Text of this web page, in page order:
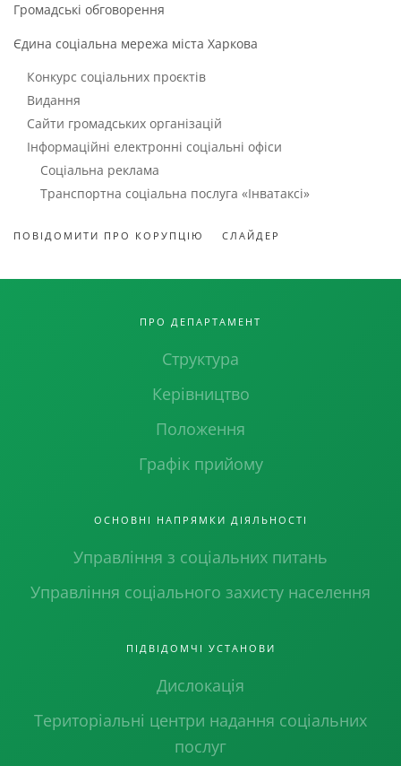
Громадські обговорення
Єдина соціальна мережа міста Харкова
Конкурс соціальних проєктів
Видання
Сайти громадських організацій
Інформаційні електронні соціальні офіси
Соціальна реклама
Транспортна соціальна послуга «Інватаксі»
ПОВІДОМИТИ ПРО КОРУПЦІЮ СЛАЙДЕР
ПРО ДЕПАРТАМЕНТ
Структура
Керівництво
Положення
Графік прийому
ОСНОВНІ НАПРЯМКИ ДІЯЛЬНОСТІ
Управління з соціальних питань
Управління соціального захисту населення
ПІДВІДОМЧІ УСТАНОВИ
Дислокація
Територіальні центри надання соціальних
послуг